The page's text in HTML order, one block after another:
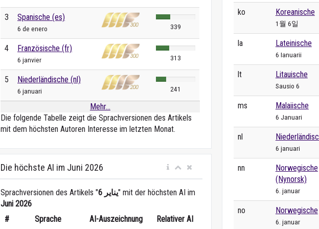
3 Spanische (es)
6 de enero 339
4 Französische (fr)
6 janvier 313
5 Niederländische (nl)
6 januari 241
Mehr...
Die folgende Tabelle zeigt die Sprachversionen des Artikels
mit dem höchsten Autoren Interesse im letzten Monat.
Die höchste AI im Juni 2026
Sprachversionen des Artikels " 6 يناير" mit der höchsten AI im
Juni 2026
#
Sprache AI-Auszeichnung Relativer AI
ko Koreanische
1월 6일
la Lateinische
6 Ianuarii
lt Litauische
Sausio 6
ms Malaiische
6 Januari
nl
6 januari
nn
Norwegische
(Nynorsk)
6. januar
no Norwegische
6. januar